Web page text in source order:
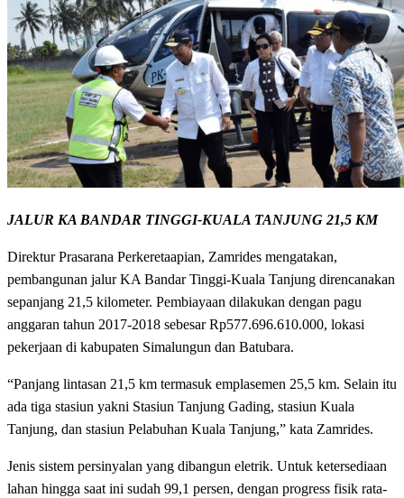
JALUR KA BANDAR TINGGI-KUALA TANJUNG 21,5 KM
Direktur Prasarana Perkeretaapian, Zamrides mengatakan,
pembangunan jalur KA Bandar Tinggi-Kuala Tanjung direncanakan
sepanjang 21,5 kilometer. Pembiayaan dilakukan dengan pagu
anggaran tahun 2017-2018 sebesar Rp577.696.610.000, lokasi
pekerjaan di kabupaten Simalungun dan Batubara.
“Panjang lintasan 21,5 km termasuk emplasemen 25,5 km. Selain itu
ada tiga stasiun yakni Stasiun Tanjung Gading, stasiun Kuala
Tanjung, dan stasiun Pelabuhan Kuala Tanjung,” kata Zamrides.
Jenis sistem persinyalan yang dibangun eletrik. Untuk ketersediaan
lahan hingga saat ini sudah 99,1 persen, dengan progress fisik rata-